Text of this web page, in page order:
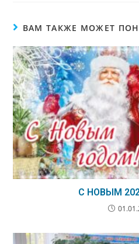
ВАМ ТАКЖЕ МОЖЕТ
С НОВЫМ